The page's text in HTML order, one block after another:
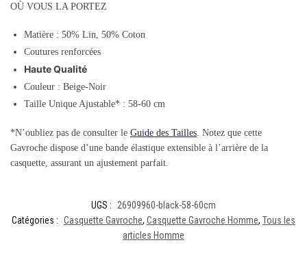
OÙ VOUS LA PORTEZ
Matière : 50% Lin, 50% Coton
Coutures renforcées
Haute Qualité
Couleur : Beige-Noir
Taille Unique Ajustable* : 58-60 cm
*N’oubliez pas de consulter le Guide des Tailles . Notez que cette
Gavroche dispose d’une bande élastique extensible à l’arrière de la
casquette, assurant un ajustement parfait.
UGS : 26909960-black-58-60cm
Catégories : Casquette Gavroche, Casquette Gavroche Homme, Tous les
articles Homme